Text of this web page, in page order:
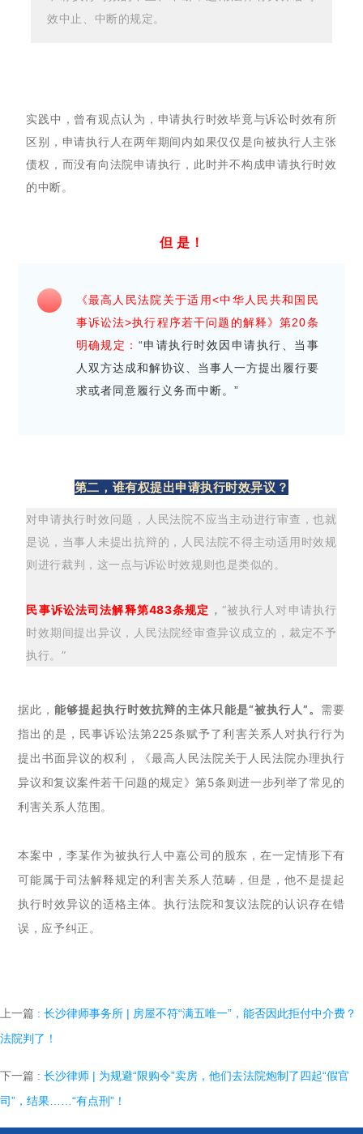
效中止、中断的规定。
实践中，曾有观点认为，申请执行时效毕竟与诉讼时效有所
区别，申请执行人在两年期间内如果仅仅是向被执行人主张
债权，而没有向法院申请执行，此时并不构成申请执行时效
的中断。
但 是！
《最高人民法院关于适用<中华人民共和国民
事诉讼法>执行程序若干问题的解释》第20条
明确规定： “申请执行时效因申请执行、当事
人双方达成和解协议、当事人一方提出履行要
求或者同意履行义务而中断。”
第二，谁有权提出申请执行时效异议？
对申请执行时效问题，人民法院不应当主动进行审查，也就
是说，当事人未提出抗辩的，人民法院不得主动适用时效规
则进行裁判，这一点与诉讼时效规则也是类似的。
民事诉讼法司法解释第483条规定 ， “被执行人对申请执行
时效期间提出异议，人民法院经审查异议成立的，裁定不予
执行。”
据此，能够提起执行时效抗辩的主体只能是“被执行人”。 需要
指出的是，民事诉讼法第225条赋予了利害关系人对执行行为
提出书面异议的权利，《最高人民法院关于人民法院办理执行
异议和复议案件若干问题的规定》第5条则进一步列举了常见的
利害关系人范围。
本案中，李某作为被执行人中嘉公司的股东，在一定情形下有
可能属于司法解释规定的利害关系人范畴，但是，他不是提起
执行时效异议的适格主体。执行法院和复议法院的认识存在错
误，应予纠正。
上一篇 : 长沙律师事务所 | 房屋不符“满五唯一”，能否因此拒付中介费？
法院判了！
下一篇 : 长沙律师 | 为规避“限购令”卖房，他们去法院炮制了四起“假官
司”，结果……“有点刑”！